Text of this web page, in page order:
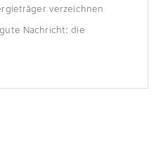
verzeichnen
Nachricht: die
Hoffnung.